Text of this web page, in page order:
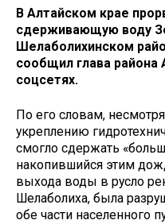
В Алтайском крае
сдерживающую воду
Шелаболихинском
сообщил глава
соцсетях.
По его словам,
укреплению
смогло сдержать
накопившийся этим
выхода воды в русло
Шелаболиха, была
обе части населенного